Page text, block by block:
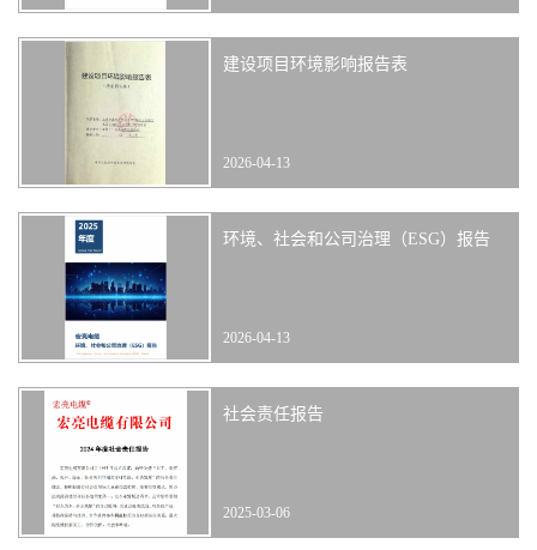
建设项目环境影响报告表
2026-04-13
环境、社会和公司治理（ESG）报告
2026-04-13
社会责任报告
2025-03-06